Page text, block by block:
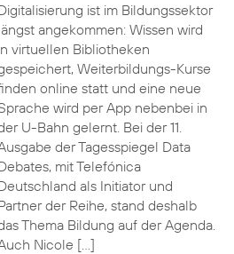
ist im Bildungssektor
angekommen: Wissen wird
virtuellen Bibliotheken
Weiterbildungs-Kurse
online statt und eine neue
wird per App nebenbei in
U-Bahn gelernt. Bei der 11.
der Tagesspiegel Data
mit Telefónica
als Initiator und
der Reihe, stand deshalb
Thema Bildung auf der Agenda.
Nicole […]